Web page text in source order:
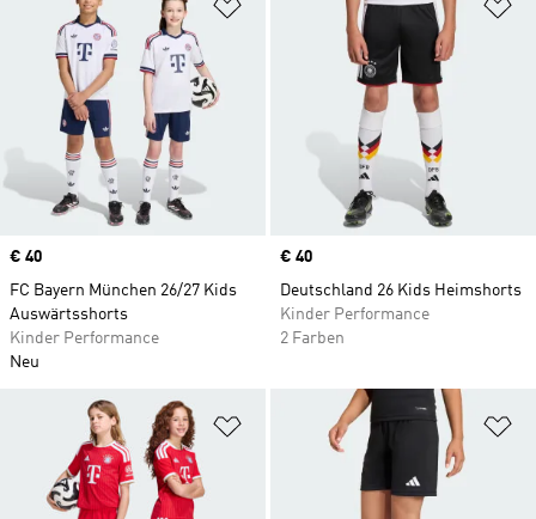
Price
€ 40
FC Bayern München 26/27 Kids
Auswärtsshorts
Kinder Performance
Neu
Price
€ 40
Deutschland 26 Kids Heimshorts
Kinder Performance
2 Farben
Zur Wunschliste hinzufügen